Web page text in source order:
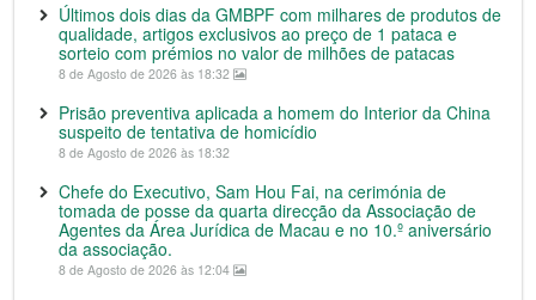
Últimos dois dias da GMBPF com milhares de produtos de
qualidade, artigos exclusivos ao preço de 1 pataca e
sorteio com prémios no valor de milhões de patacas
8 de Agosto de 2026 às 18:32
Prisão preventiva aplicada a homem do Interior da China
suspeito de tentativa de homicídio
8 de Agosto de 2026 às 18:32
Chefe do Executivo, Sam Hou Fai, na cerimónia de
tomada de posse da quarta direcção da Associação de
Agentes da Área Jurídica de Macau e no 10.º aniversário
da associação.
8 de Agosto de 2026 às 12:04